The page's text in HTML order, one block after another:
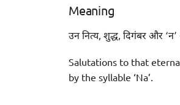
Meaning
उन नित्य, शुद्ध, दिगंबर और
Salutations to that
by the syllable ‘Na’.